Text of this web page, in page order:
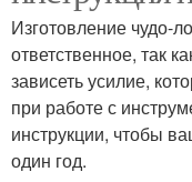
Изготовление чудо-
ответственное, так
зависеть усилие,
при работе с
инструкции, чтобы
один год.